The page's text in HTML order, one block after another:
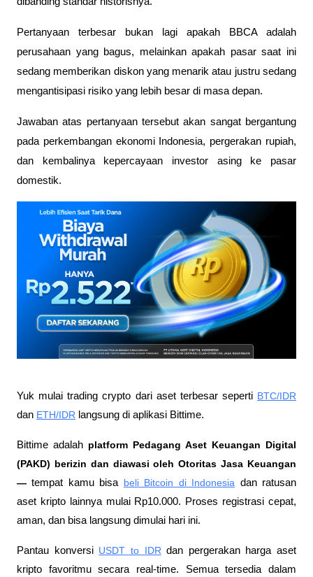
Pertanyaan terbesar bukan lagi apakah BBCA adalah
perusahaan yang bagus, melainkan apakah pasar saat ini
sedang memberikan diskon yang menarik atau justru sedang
mengantisipasi risiko yang lebih besar di masa depan.
Jawaban atas pertanyaan tersebut akan sangat bergantung
pada perkembangan ekonomi Indonesia, pergerakan rupiah,
dan kembalinya kepercayaan investor asing ke pasar
domestik.
Yuk mulai trading crypto dari aset terbesar seperti BTC/IDR
dan ETH/IDR langsung di aplikasi Bittime.
Bittime adalah platform Pedagang Aset Keuangan Digital
(PAKD) berizin dan diawasi oleh Otoritas Jasa Keuangan
— tempat kamu bisa beli Bitcoin di Indonesia dan ratusan
aset kripto lainnya mulai Rp10.000. Proses registrasi cepat,
aman, dan bisa langsung dimulai hari ini.
Pantau konversi USDT to IDR dan pergerakan harga aset
kripto favoritmu secara real-time. Semua tersedia dalam